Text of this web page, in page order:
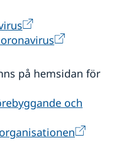
på hemsidan för
och